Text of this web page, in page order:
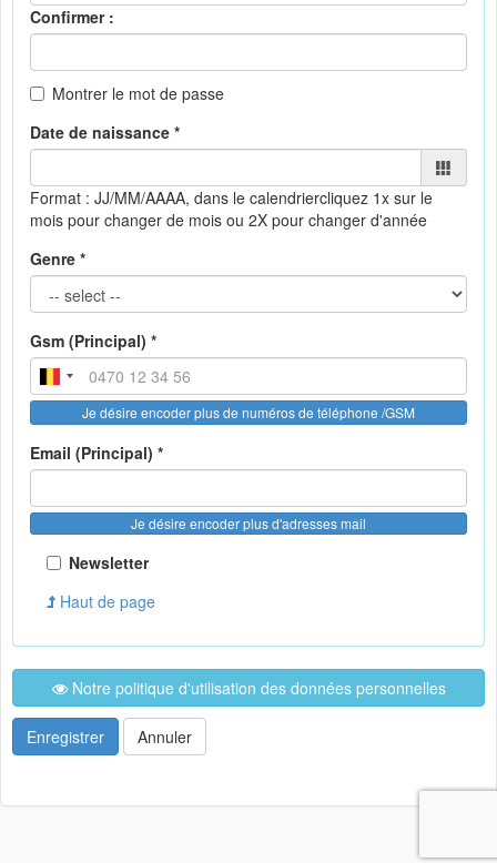
Confirmer :
Montrer le mot de passe
Date de naissance *
Format : JJ/MM/AAAA, dans le calendriercliquez 1x sur le
mois pour changer de mois ou 2X pour changer d'année
Genre *
Gsm (Principal) *
Je désire encoder plus de numéros de téléphone /GSM
Email (Principal) *
Je désire encoder plus d'adresses mail
Newsletter
Haut de page
Notre politique d'utilisation des données personnelles
Enregistrer Annuler